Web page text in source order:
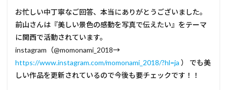
お忙しい中丁寧なご回答、本当にありがとうございました。
前山さんは『美しい景色の感動を写真で伝えたい』をテーマ
に関西で活動されています。
instagram（@momonami_2018→
https://www.instagram.com/momonami_2018/?hl=ja ） でも美
しい作品を更新されているので今後も要チェックです！！